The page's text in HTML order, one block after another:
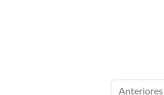
Anteriores